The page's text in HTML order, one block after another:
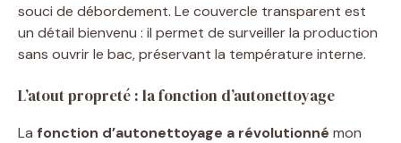
souci de débordement. Le couvercle transparent est
un détail bienvenu : il permet de surveiller la production
sans ouvrir le bac, préservant la température interne.
L’atout propreté : la fonction d’autonettoyage
La fonction d’autonettoyage a révolutionné mon